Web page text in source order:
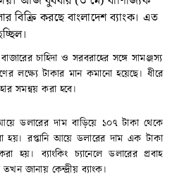
বিক্রি করছে বাংলাদেশ ব্যাংক। এত
চাহিদা ও সরবরাহের সঙ্গে সামঞ্জস্য
লক্ষ্যে টাকার মান কমানো হয়েছে। ধীরে
সমন্বয় করা হবে।
ডলারের দাম বাড়িয়ে ১০৭ টাকা থেকে
হয়। রপ্তানি আয়ে ডলারের দাম এক টাকা
হয়। ব্যাংকিং চ্যানেলে ডলারের প্রবাহ
জানায় কেন্দ্রীয় ব্যাংক।